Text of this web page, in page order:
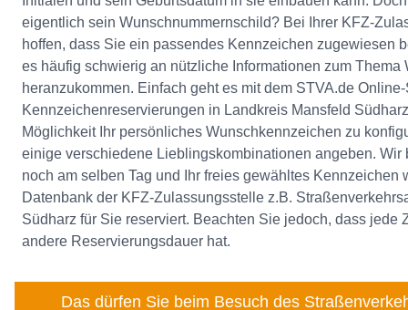
eigentlich sein Wunschnummernschild? Bei Ihrer KFZ-
hoffen, dass Sie ein passendes Kennzeichen zugewiesen
es häufig schwierig an nützliche Informationen zum Thema
heranzukommen. Einfach geht es mit dem STVA.de
Kennzeichenreservierungen in Landkreis Mansfeld
Möglichkeit Ihr persönliches Wunschkennzeichen zu
einige verschiedene Lieblingskombinationen angeben. Wir
noch am selben Tag und Ihr freies gewähltes Kennzeichen
Datenbank der KFZ-Zulassungsstelle z.B.
Südharz für Sie reserviert. Beachten Sie jedoch, dass jede
andere Reservierungsdauer hat.
Das dürfen Sie beim Besuch des